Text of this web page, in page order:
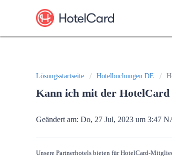
Lösungsstartseite Hotelbuchungen DE
Kann ich mit der HotelCard
Geändert am: Do, 27 Jul, 2023 um 3:47
Unsere Partnerhotels bieten für HotelCard-